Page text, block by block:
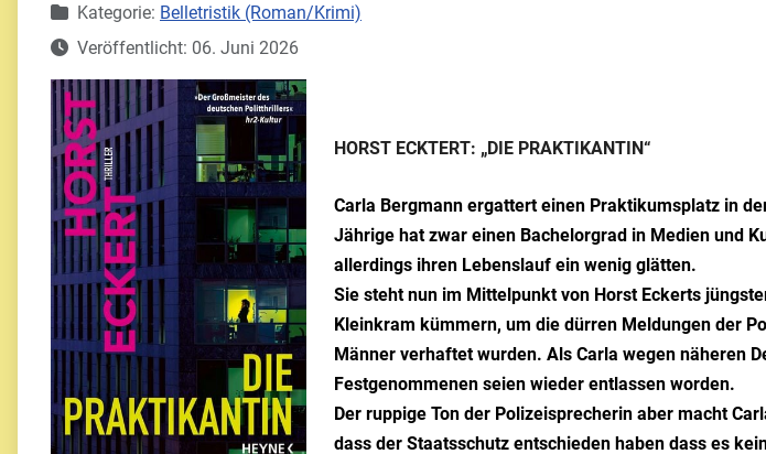
DetailsKategorie: Belletristik (Roman/Krimi)
Veröffentlicht: 06. Juni 2026
HORST ECKTERT: „DIE PRAKTIKANTIN“
Carla Bergmann ergattert einen Praktikumsplatz in
Jährige hat zwar einen Bachelorgrad in Medien und
allerdings ihren Lebenslauf ein wenig glätten.
Sie steht nun im Mittelpunkt von Horst Eckerts
Kleinkram kümmern, um die dürren Meldungen der
Männer verhaftet wurden. Als Carla wegen näheren
Festgenommenen seien wieder entlassen worden.
Der ruppige Ton der Polizeisprecherin aber macht
dass der Staatsschutz entschieden haben dass es